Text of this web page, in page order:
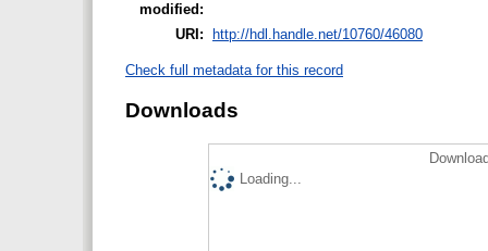
modified:
URI: http://hdl.handle.net/10760/46080
Check full metadata for this record
Downloads
Loading...